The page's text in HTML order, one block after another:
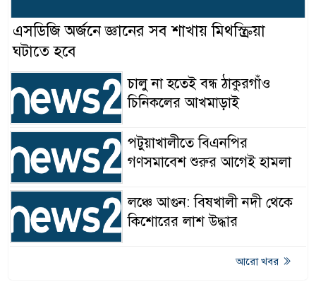
এসডিজি অর্জনে জ্ঞানের সব শাখায় মিথস্ক্রিয়া
ঘটাতে হবে
চালু না হতেই বন্ধ ঠাকুরগাঁও
চিনিকলের আখমাড়াই
পটুয়াখালীতে বিএনপির
গণসমাবেশ শুরুর আগেই হামলা
লঞ্চে আগুন: বিষখালী নদী থেকে
কিশোরের লাশ উদ্ধার
আরো খবর